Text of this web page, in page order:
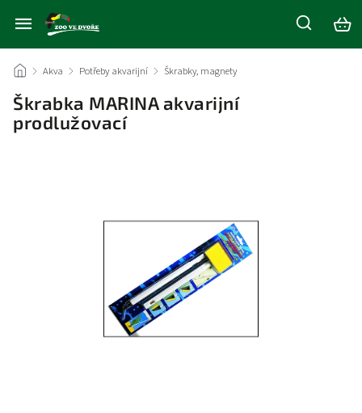
/ Akva / Potřeby akvarijní / Škrabky, magnety
Škrabka MARINA akvarijní
prodlužovací